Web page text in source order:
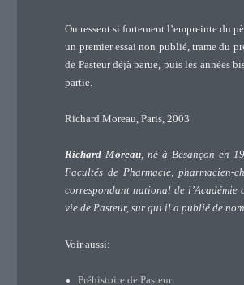
On ressent si fortement l’empreinte du
un premier essai non publié, trame du
de Pasteur déjà parue, puis les années
partie.
Richard Moreau, Paris, 2003
Richard Moreau, né à Besançon en
Facultés de Pharmacie, pharmacien-
correspondant national de l’Académie
vie de Pasteur, sur qui il a publié de
Voir aussi:
Préhistoire de Pasteur